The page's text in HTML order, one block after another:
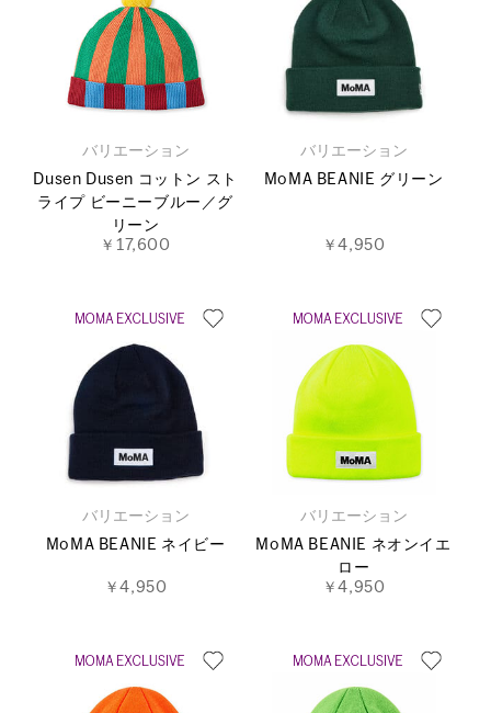
バリエーション
Dusen Dusen コットン スト
ライプ ビーニーブルー／グ
リーン
￥17,600
バリエーション
MoMA BEANIE グリーン
￥4,950
バリエーション
MoMA BEANIE ネイビー
￥4,950
バリエーション
MoMA BEANIE ネオンイエ
ロー
￥4,950